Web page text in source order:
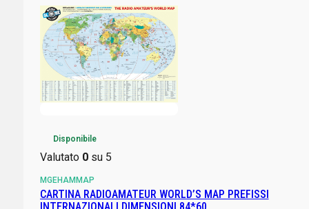
Disponibile
Valutato 0su 5
MGEHAMMAP
CARTINA RADIOAMATEUR WORLD’S MAP PREFISSI
INTERNAZIONALI DIMENSIONI 84*60